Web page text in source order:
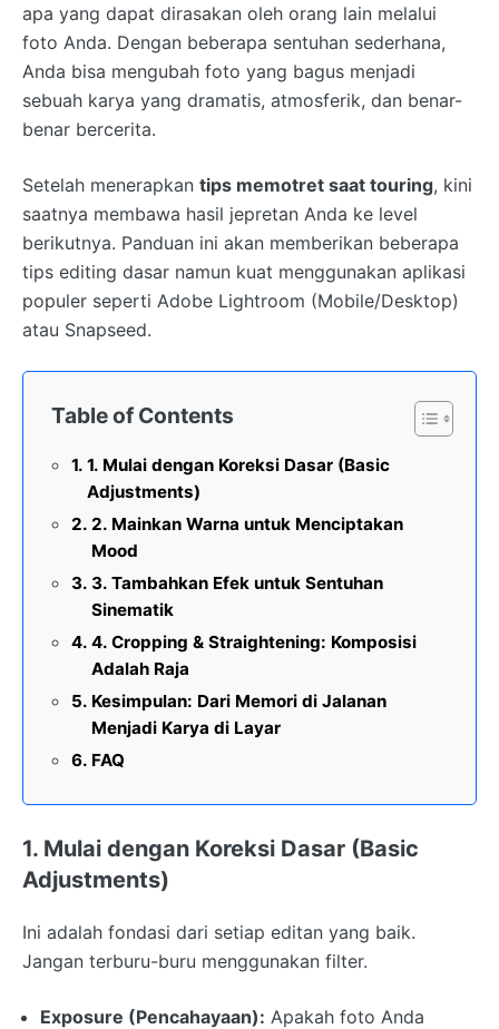
apa yang dapat dirasakan oleh orang lain melalui
foto Anda. Dengan beberapa sentuhan sederhana,
Anda bisa mengubah foto yang bagus menjadi
sebuah karya yang dramatis, atmosferik, dan benar-
benar bercerita.
Setelah menerapkan tips memotret saat touring, kini
saatnya membawa hasil jepretan Anda ke level
berikutnya. Panduan ini akan memberikan beberapa
tips editing dasar namun kuat menggunakan aplikasi
populer seperti Adobe Lightroom (Mobile/Desktop)
atau Snapseed.
Table of Contents
1. Mulai dengan Koreksi Dasar (Basic
Adjustments)
2. Mainkan Warna untuk Menciptakan
Mood
3. Tambahkan Efek untuk Sentuhan
Sinematik
4. Cropping & Straightening: Komposisi
Adalah Raja
Kesimpulan: Dari Memori di Jalanan
Menjadi Karya di Layar
FAQ
1. Mulai dengan Koreksi Dasar (Basic
Adjustments)
Ini adalah fondasi dari setiap editan yang baik.
Jangan terburu-buru menggunakan filter.
Exposure (Pencahayaan): Apakah foto Anda